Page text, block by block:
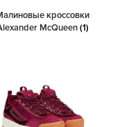
кроссовки
McQueen(1)